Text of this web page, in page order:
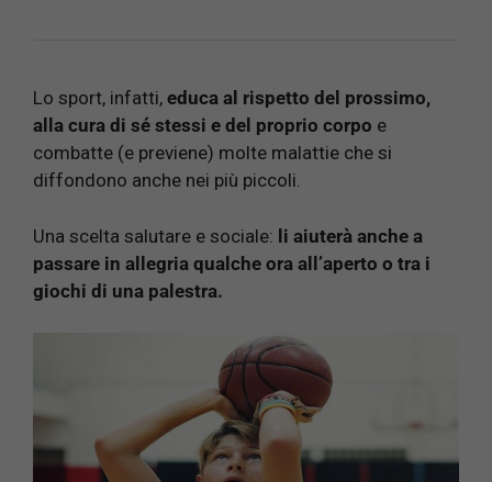
Lo sport, infatti, educa al rispetto del prossimo,
alla cura di sé stessi e del proprio corpo e
combatte (e previene) molte malattie che si
diffondono anche nei più piccoli.
Una scelta salutare e sociale: li aiuterà anche a
passare in allegria qualche ora all’aperto o tra i
giochi di una palestra.